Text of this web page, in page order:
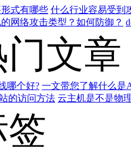
式有哪些 什么行业容易受到
网络攻击类型？如何防御？
文章
哪个好? 一文带您了解什么是
的访问方法 云主机是不是物